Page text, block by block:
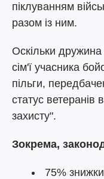
піклуванням
разом із ним.
Оскільки дружина
сім'ї учасника
пільги,
статус ветеранів
захисту".
Зокрема,
75%